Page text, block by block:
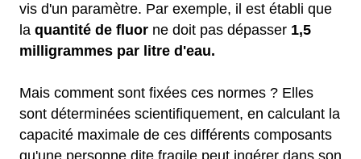
vis d'un paramètre. Par exemple, il est établi que
la quantité de fluor ne doit pas dépasser 1,5
milligrammes par litre d'eau.
Mais comment sont fixées ces normes ? Elles
sont déterminées scientifiquement, en calculant la
capacité maximale de ces différents composants
qu'une personne dite fragile peut ingérer dans son